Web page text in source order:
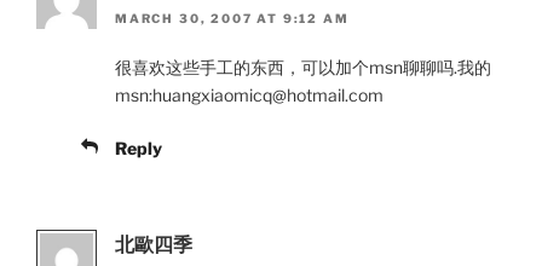
MARCH 30, 2007 AT 9:12 AM
很喜欢这些手工的东西，可以加个msn聊聊吗.我的
msn:huangxiaomicq@hotmail.com
Reply
北歐四季